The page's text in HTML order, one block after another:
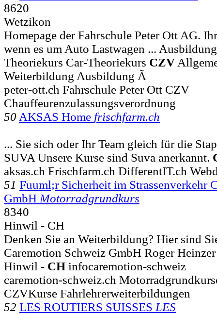
8620
Wetzikon
Homepage der Fahrschule Peter Ott AG.
wenn es um Auto Lastwagen ...
Theoriekurs Car-Theoriekurs CZV
Weiterbildung Ausbildung Ã
peter-ott.ch Fahrschule Peter Ott CZV
Chauffeurenzulassungsverordnung
50 AKSAS Home frischfarm.ch
... Sie sich oder Ihr Team gleich für die
SUVA Unsere Kurse sind Suva anerkannt.
aksas.ch Frischfarm.ch DifferentIT.ch
51 Fuuml;r Sicherheit im Strassenverkehr
GmbH Motorradgrundkurs
8340
Hinwil - CH
Denken Sie an Weiterbildung? Hier sind
Caremotion Schweiz GmbH Roger Heinzer
Hinwil - CH infocaremotion-schweiz
caremotion-schweiz.ch
CZVKurse Fahrlehrerweiterbildungen
52 LES ROUTIERS SUISSES LES